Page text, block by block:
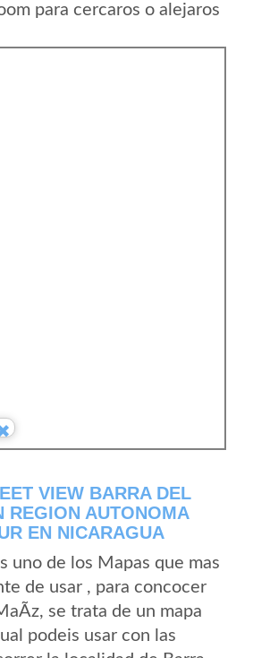
para cercaros o alejaros
VIEW BARRA DEL
REGION AUTONOMA
EN NICARAGUA
uno de los Mapas que mas
de usar , para concocer
se trata de un mapa
podeis usar con las